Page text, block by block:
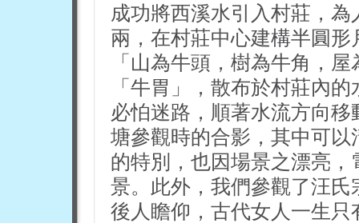
成功將西溪水引入村莊，
兩，在村莊中心建構半圓
「山為牛頭，樹為牛角，
「牛胃」，散布於村莊內
必怕迷路，順著水流方向
塘參觀時的合影，其中可
的特別，也因場景之漂亮
景。此外，我們參觀了汪
後人瞻仰，古代女人一生